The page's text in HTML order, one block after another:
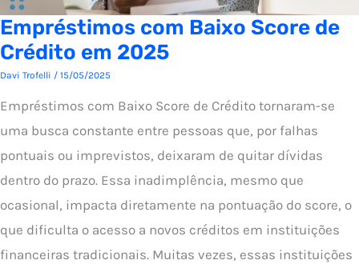
Empréstimos com Baixo Score de
Crédito em 2025
Davi Trofelli / 15/05/2025
Empréstimos com Baixo Score de Crédito tornaram-se
uma busca constante entre pessoas que, por falhas
pontuais ou imprevistos, deixaram de quitar dívidas
dentro do prazo. Essa inadimplência, mesmo que
ocasional, impacta diretamente na pontuação do score, o
que dificulta o acesso a novos créditos em instituições
financeiras tradicionais. Muitas vezes, essas instituições